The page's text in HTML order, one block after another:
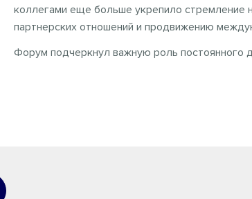
коллегами еще больше укрепило стремление
партнерских отношений и продвижению
Форум подчеркнул важную роль постоянного